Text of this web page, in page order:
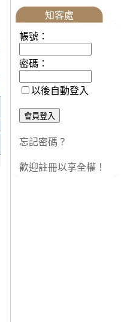
知客處
帳號：
密碼：
以後自動登入
忘記密碼？
歡迎註冊以享全權！